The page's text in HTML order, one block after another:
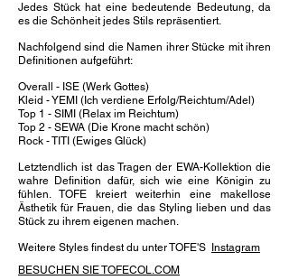
Jedes Stück hat eine bedeutende Bedeutung, da
es die Schönheit jedes Stils repräsentiert.
Nachfolgend sind die Namen ihrer Stücke mit ihren
Definitionen aufgeführt:
Overall - ISE (Werk Gottes)
Kleid - YEMI (Ich verdiene Erfolg/Reichtum/Adel)
Top 1 - SIMI (Relax im Reichtum)
Top 2 - SEWA (Die Krone macht schön)
Rock - TITI (Ewiges Glück)
Letztendlich ist das Tragen der EWA-Kollektion die
wahre Definition dafür, sich wie eine Königin zu
fühlen. TOFE kreiert weiterhin eine makellose
Ästhetik für Frauen, die das Styling lieben und das
Stück zu ihrem eigenen machen.
Weitere Styles findest du unter TOFE'S
Instagram
BESUCHEN SIE TOFECOL.COM